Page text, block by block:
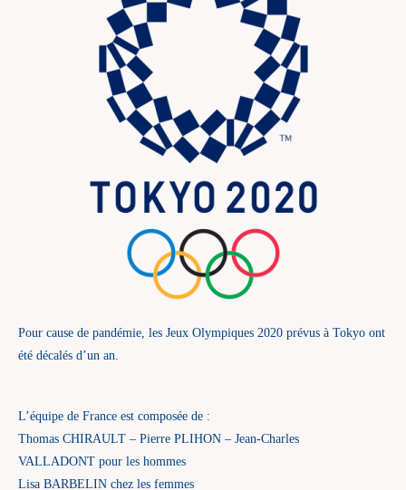
Pour cause de pandémie, les Jeux Olympiques 2020 prévus à Tokyo ont
été décalés d’un an.
L’équipe de France est composée de :
Thomas CHIRAULT – Pierre PLIHON – Jean-Charles
VALLADONT pour les hommes
Lisa BARBELIN chez les femmes